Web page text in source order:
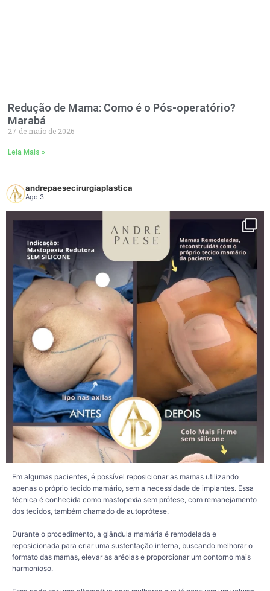
Redução de Mama: Como é o Pós-operatório?
Marabá
27 de maio de 2026
Leia Mais »
andrepaesecirurgiaplastica
Ago 3
Em algumas pacientes, é possível reposicionar as mamas utilizando apenas o
próprio tecido mamário, sem a necessidade de implantes. Essa técnica é
conhecida como mastopexia sem prótese, com remanejamento dos tecidos,
também chamado de autoprótese.
Durante o procedimento, a glândula mamária é remodelada e reposicionada
para criar uma sustentação interna, buscando melhorar o formato das mamas,
elevar as aréolas e proporcionar um contorno mais harmonioso.
Essa pode ser uma alternativa para mulheres que já possuem um volume
mamário satisfatório e desejam tratar principalmente a flacidez, sem aumentar o
tamanho das mamas.
A indicação, entretanto, é sempre individual. O volume existente, a qualidade da
pele, o grau de flacidez e os objetivos da paciente são avaliados durante a
consulta para definir a técnica mais adequada.
Também é importante lembrar que a evolução pós-operatória varia de pessoa
para pessoa. Fatores como envelhecimento natural, oscilações de peso,
gestação, amamentação e hábitos de vida podem influenciar a manutenção dos
resultados ao longo do tempo.
Cada caso merece uma avaliação criteriosa e um planejamento cirúrgico
personalizado, sempre priorizando a segurança e o respeito às características
de cada paciente.
Em algumas pacientes, é possível reposicionar as mamas utilizando
apenas o próprio tecido mamário, sem a necessidade de implantes. Essa
técnica é conhecida como mastopexia sem prótese, com remanejamento
dos tecidos, também chamado de autoprótese.
Durante o procedimento, a glândula mamária é remodelada e
reposicionada para criar uma sustentação interna, buscando melhorar o
formato das mamas, elevar as aréolas e proporcionar um contorno mais
harmonioso.